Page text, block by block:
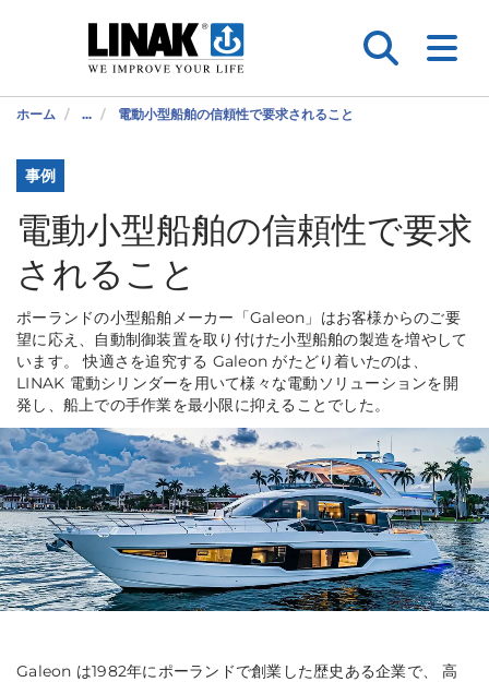
ホーム ... 電動小型船舶の信頼性で要求されること
事例
電動小型船舶の信頼性で要求
されること
ポーランドの小型船舶メーカー「Galeon」はお客様からのご要
望に応え、自動制御装置を取り付けた小型船舶の製造を増やして
います。 快適さを追究する Galeon がたどり着いたのは、
LINAK 電動シリンダーを用いて様々な電動ソリューションを開
発し、船上での手作業を最小限に抑えることでした。
Galeon は1982年にポーランドで創業した歴史ある企業で、 高